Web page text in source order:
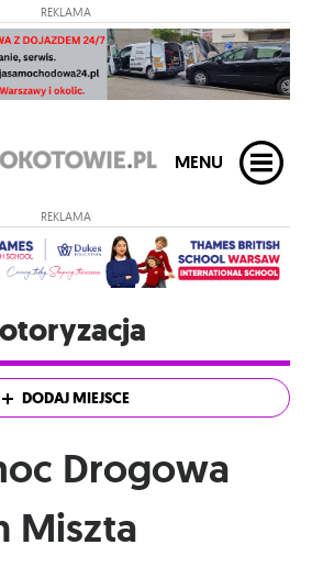
REKLAMA
MENU
REKLAMA
DODAJ MIEJSCE
Drogowa
Miszta